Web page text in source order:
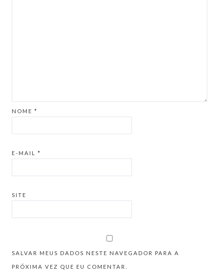
NOME *
E-MAIL *
SITE
SALVAR MEUS DADOS NESTE NAVEGADOR PARA A
PRÓXIMA VEZ QUE EU COMENTAR.